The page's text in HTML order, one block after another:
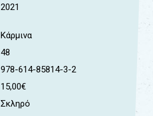
2021
Κάρμινα
48
978-614-85814-3-2
15,00€
Σκληρό